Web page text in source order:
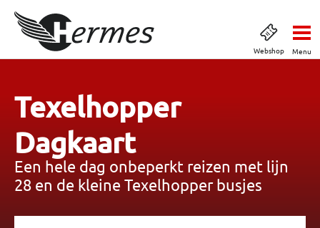
Webshop Menu
Texelhopper
Dagkaart
Een hele dag onbeperkt reizen met lijn
28 en de kleine Texelhopper busjes